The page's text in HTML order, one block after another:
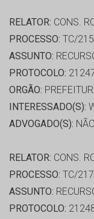
RELATOR: CONS.
PROCESSO: TC/
ASSUNTO:
PROTOCOLO:
ORGÃO:
INTERESSADO(S):
ADVOGADO(S):
RELATOR: CONS.
PROCESSO: TC/
ASSUNTO:
PROTOCOLO: